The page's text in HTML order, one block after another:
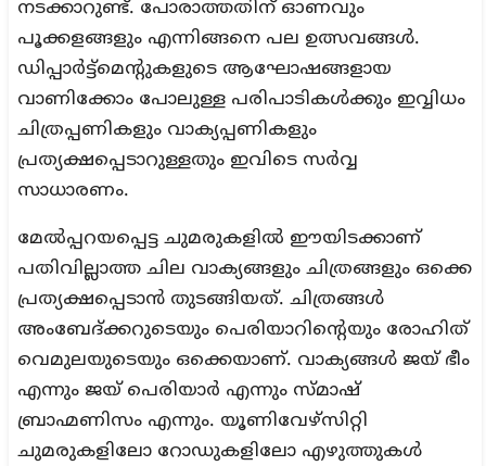
നടക്കാറുണ്ട്. പോരാത്തതിന് ഓണവും
പൂക്കളങ്ങളും എന്നിങ്ങനെ പല ഉത്സവങ്ങൾ.
ഡിപ്പാർട്ട്മെന്റുകളുടെ ആഘോഷങ്ങളായ
വാണിക്കോം പോലുള്ള പരിപാടികൾക്കും ഇവ്വിധം
ചിത്രപ്പണികളും വാക്യപ്പണികളും
പ്രത്യക്ഷപ്പെടാറുള്ളതും ഇവിടെ സർവ്വ
സാധാരണം.
മേൽപ്പറയപ്പെട്ട ചുമരുകളിൽ ഈയിടക്കാണ്
പതിവില്ലാത്ത ചില വാക്യങ്ങളും ചിത്രങ്ങളും ഒക്കെ
പ്രത്യക്ഷപ്പെടാൻ തുടങ്ങിയത്. ചിത്രങ്ങൾ
അംബേദ്ക്കറുടെയും പെരിയാറിന്റെയും രോഹിത്
വെമുലയുടെയും ഒക്കെയാണ്. വാക്യങ്ങൾ ജയ് ഭീം
എന്നും ജയ് പെരിയാർ എന്നും സ്മാഷ്
ബ്രാഹ്മണിസം എന്നും. യൂണിവേഴ്സിറ്റി
ചുമരുകളിലോ റോഡുകളിലോ എഴുത്തുകൾ